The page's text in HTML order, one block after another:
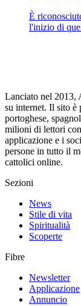
È
l'inizio di
Lanciato nel 2013,
su internet. Il sito è
portoghese,
milioni di lettori
applicazione e i
persone in tutto il
cattolici online.
Sezioni
News
Stile di vita
Spiritualità
Scoperte
Fibre
Newsletter
Applicazione
Annuncio